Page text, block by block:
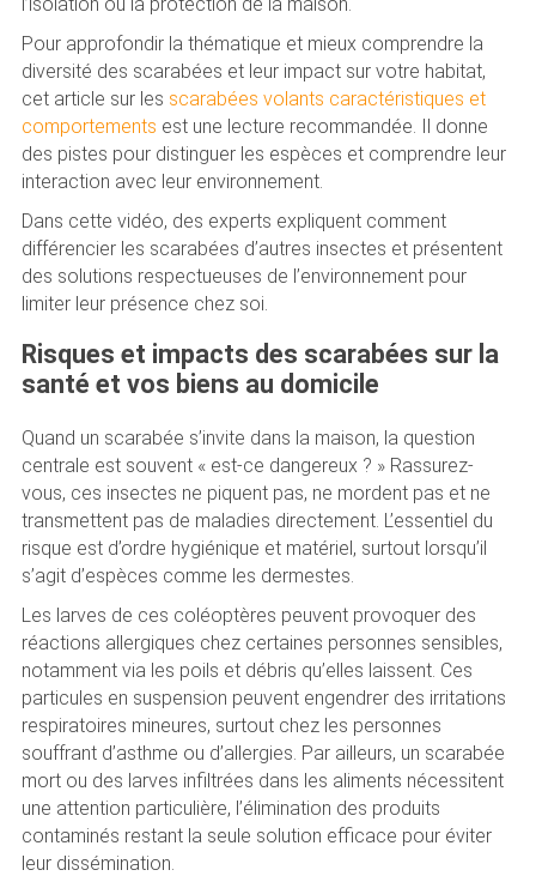
l’isolation ou la protection de la maison.
Pour approfondir la thématique et mieux comprendre la
diversité des scarabées et leur impact sur votre habitat,
cet article sur les scarabées volants caractéristiques et
comportements est une lecture recommandée. Il donne
des pistes pour distinguer les espèces et comprendre leur
interaction avec leur environnement.
Dans cette vidéo, des experts expliquent comment
différencier les scarabées d’autres insectes et présentent
des solutions respectueuses de l’environnement pour
limiter leur présence chez soi.
Risques et impacts des scarabées sur la
santé et vos biens au domicile
Quand un scarabée s’invite dans la maison, la question
centrale est souvent « est-ce dangereux ? » Rassurez-
vous, ces insectes ne piquent pas, ne mordent pas et ne
transmettent pas de maladies directement. L’essentiel du
risque est d’ordre hygiénique et matériel, surtout lorsqu’il
s’agit d’espèces comme les dermestes.
Les larves de ces coléoptères peuvent provoquer des
réactions allergiques chez certaines personnes sensibles,
notamment via les poils et débris qu’elles laissent. Ces
particules en suspension peuvent engendrer des irritations
respiratoires mineures, surtout chez les personnes
souffrant d’asthme ou d’allergies. Par ailleurs, un scarabée
mort ou des larves infiltrées dans les aliments nécessitent
une attention particulière, l’élimination des produits
contaminés restant la seule solution efficace pour éviter
leur dissémination.